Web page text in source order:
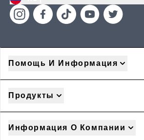
Помощь И Информация
Продукты
Информация О Компании